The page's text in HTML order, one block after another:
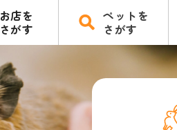
お店を
さがす
ペットを
さがす